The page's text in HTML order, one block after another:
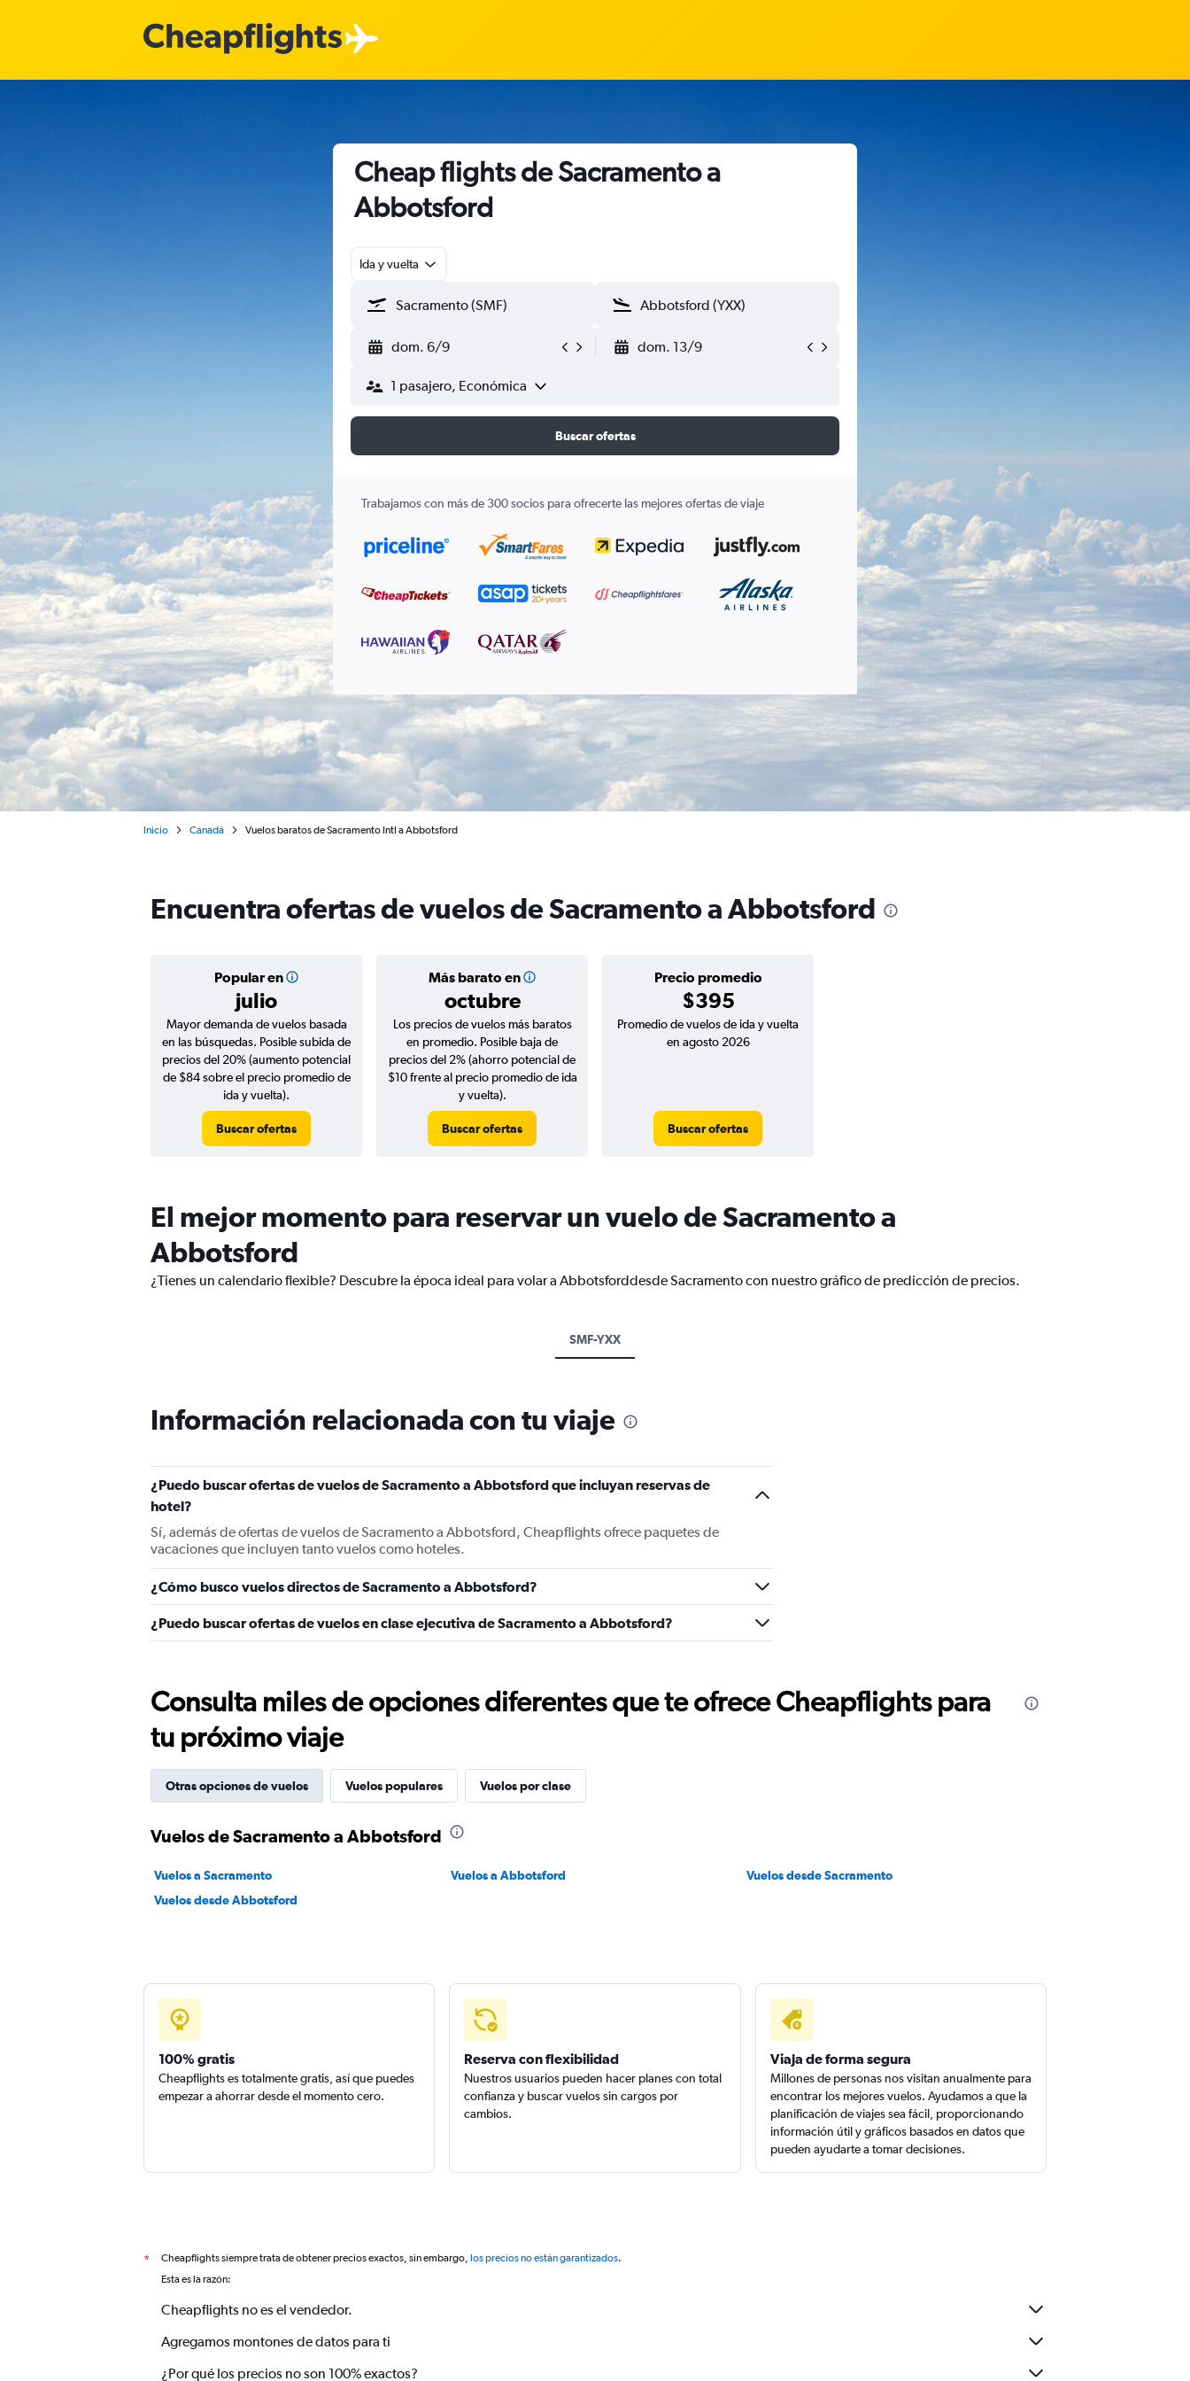
Cheap flights de Sacramento a
Abbotsford
Ida y vuelta
dom. 6/9 dom. 13/9
1 pasajero, Económica
Buscar ofertas
Trabajamos con más de 300 socios para ofrecerte las mejores ofertas de viaje
Inicio Canadá Vuelos baratos de Sacramento Intl a Abbotsford
Encuentra ofertas de vuelos de Sacramento a Abbotsford
Popular en
julio
Más barato en
octubre
Precio promedio
$395
Mayor demanda de vuelos basada
en las búsquedas. Posible subida de
precios del 20% (aumento potencial
de $84 sobre el precio promedio de
ida y vuelta).
Buscar ofertas
Los precios de vuelos más baratos
en promedio. Posible baja de
precios del 2% (ahorro potencial de
$10 frente al precio promedio de ida
y vuelta).
Buscar ofertas
Promedio de vuelos de ida y vuelta
en agosto 2026
Buscar ofertas
El mejor momento para reservar un vuelo de Sacramento a
Abbotsford
¿Tienes un calendario flexible? Descubre la época ideal para volar a Abbotsforddesde Sacramento con nuestro gráfico de predicción de precios.
SMF-YXX
Información relacionada con tu viaje
¿Puedo buscar ofertas de vuelos de Sacramento a Abbotsford que incluyan reservas de
hotel?
Sí, además de ofertas de vuelos de Sacramento a Abbotsford, Cheapflights ofrece paquetes de
vacaciones que incluyen tanto vuelos como hoteles.
¿Cómo busco vuelos directos de Sacramento a Abbotsford?
¿Puedo buscar ofertas de vuelos en clase ejecutiva de Sacramento a Abbotsford?
Consulta miles de opciones diferentes que te ofrece Cheapflights para
tu próximo viaje
Otras opciones de vuelos Vuelos populares Vuelos por clase
Vuelos de Sacramento a Abbotsford
Vuelos a Sacramento Vuelos a Abbotsford
Vuelos desde Sacramento
Vuelos desde Abbotsford
100% gratis
Cheapflights es totalmente gratis, así que puedes
empezar a ahorrar desde el momento cero.
Reserva con flexibilidad
Nuestros usuarios pueden hacer planes con total
confianza y buscar vuelos sin cargos por
cambios.
Viaja de forma segura
Millones de personas nos visitan anualmente para
encontrar los mejores vuelos. Ayudamos a que la
planificación de viajes sea fácil, proporcionando
información útil y gráficos basados en datos que
pueden ayudarte a tomar decisiones.
* Cheapflights siempre trata de obtener precios exactos, sin embargo, los precios no están garantizados.
Esta es la razón:
Cheapflights no es el vendedor.
Agregamos montones de datos para ti
¿Por qué los precios no son 100% exactos?